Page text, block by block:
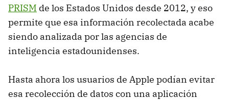
PRISM de los Estados Unidos desde 2012, y eso
permite que esa información recolectada acabe
siendo analizada por las agencias de
inteligencia estadounidenses.
Hasta ahora los usuarios de Apple podían evitar
esa recolección de datos con una aplicación